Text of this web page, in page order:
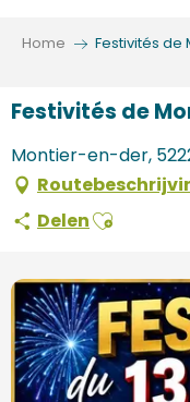
Home Festivités
Festivités de
Montier-en-der,
DelenAjouter aux